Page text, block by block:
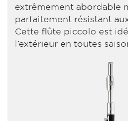
extrêmement abordable
parfaitement résistant
Cette flûte piccolo est
l’extérieur en toutes